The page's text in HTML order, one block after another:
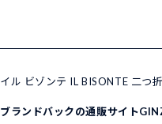
イル ビゾンテ IL BISONTE 二つ
ブランドバックの通販サイト